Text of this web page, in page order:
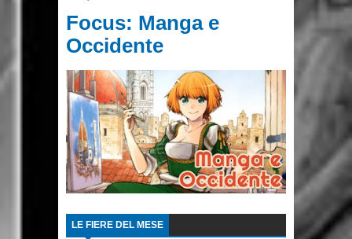
Focus: Manga e
Occidente
LE FIERE DEL MESE